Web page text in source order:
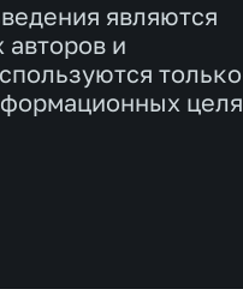
являются
авторов и